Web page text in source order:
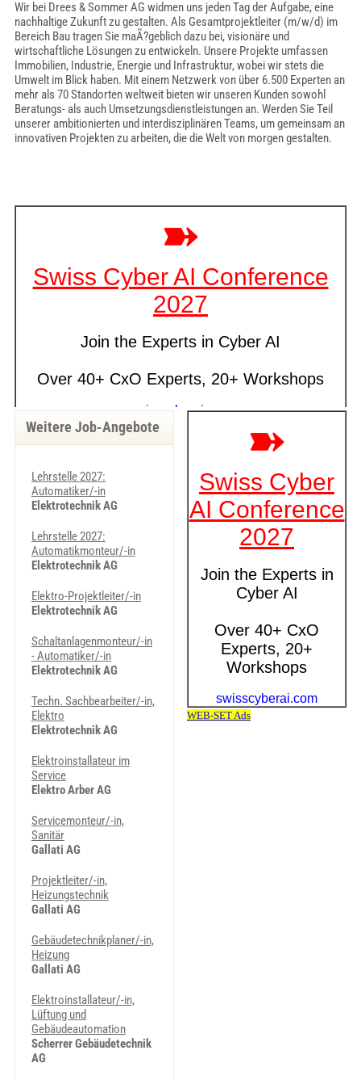
Wir bei Drees & Sommer AG widmen uns jeden Tag der Aufgabe, eine
nachhaltige Zukunft zu gestalten. Als Gesamtprojektleiter (m/w/d) im
Bereich Bau tragen Sie maÃ?geblich dazu bei, visionäre und
wirtschaftliche Lösungen zu entwickeln. Unsere Projekte umfassen
Immobilien, Industrie, Energie und Infrastruktur, wobei wir stets die
Umwelt im Blick haben. Mit einem Netzwerk von über 6.500 Experten an
mehr als 70 Standorten weltweit bieten wir unseren Kunden sowohl
Beratungs- als auch Umsetzungsdienstleistungen an. Werden Sie Teil
unserer ambitionierten und interdisziplinären Teams, um gemeinsam an
innovativen Projekten zu arbeiten, die die Welt von morgen gestalten.
Weitere Job-Angebote
Lehrstelle 2027:
Automatiker/-in
Elektrotechnik AG
Lehrstelle 2027:
Automatikmonteur/-in
Elektrotechnik AG
Elektro-Projektleiter/-in
Elektrotechnik AG
Schaltanlagenmonteur/-in
- Automatiker/-in
Elektrotechnik AG
Techn. Sachbearbeiter/-in,
Elektro
Elektrotechnik AG
Elektroinstallateur im
Service
Elektro Arber AG
Servicemonteur/-in,
Sanitär
Gallati AG
Projektleiter/-in,
Heizungstechnik
Gallati AG
Gebäudetechnikplaner/-in,
Heizung
Gallati AG
Elektroinstallateur/-in,
Lüftung und
Gebäudeautomation
Scherrer Gebäudetechnik
AG